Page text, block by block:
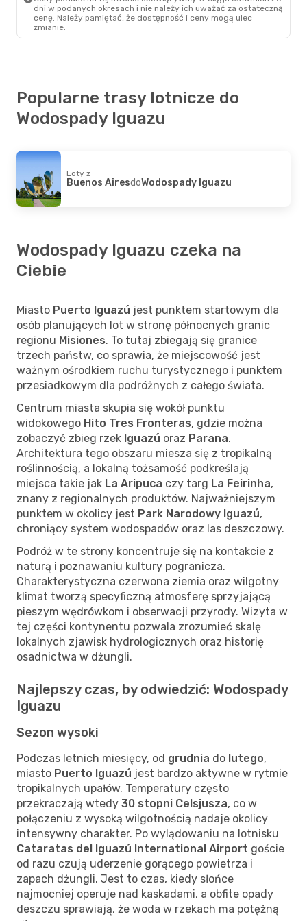
dni w podanych okresach i nie należy ich uważać za ostateczną
cenę. Należy pamiętać, że dostępność i ceny mogą ulec
zmianie.
Popularne trasy lotnicze do
Wodospady Iguazu
Loty z
Buenos AiresdoWodospady Iguazu
Wodospady Iguazu czeka na
Ciebie
Miasto Puerto Iguazú jest punktem startowym dla
osób planujących lot w stronę północnych granic
regionu Misiones. To tutaj zbiegają się granice
trzech państw, co sprawia, że miejscowość jest
ważnym ośrodkiem ruchu turystycznego i punktem
przesiadkowym dla podróżnych z całego świata.
Centrum miasta skupia się wokół punktu
widokowego Hito Tres Fronteras, gdzie można
zobaczyć zbieg rzek Iguazú oraz Parana.
Architektura tego obszaru miesza się z tropikalną
roślinnością, a lokalną tożsamość podkreślają
miejsca takie jak La Aripuca czy targ La Feirinha,
znany z regionalnych produktów. Najważniejszym
punktem w okolicy jest Park Narodowy Iguazú,
chroniący system wodospadów oraz las deszczowy.
Podróż w te strony koncentruje się na kontakcie z
naturą i poznawaniu kultury pogranicza.
Charakterystyczna czerwona ziemia oraz wilgotny
klimat tworzą specyficzną atmosferę sprzyjającą
pieszym wędrówkom i obserwacji przyrody. Wizyta w
tej części kontynentu pozwala zrozumieć skalę
lokalnych zjawisk hydrologicznych oraz historię
osadnictwa w dżungli.
Najlepszy czas, by odwiedzić: Wodospady
Iguazu
Sezon wysoki
Podczas letnich miesięcy, od grudnia do lutego,
miasto Puerto Iguazú jest bardzo aktywne w rytmie
tropikalnych upałów. Temperatury często
przekraczają wtedy 30 stopni Celsjusza, co w
połączeniu z wysoką wilgotnością nadaje okolicy
intensywny charakter. Po wylądowaniu na lotnisku
Cataratas del Iguazú International Airport goście
od razu czują uderzenie gorącego powietrza i
zapach dżungli. Jest to czas, kiedy słońce
najmocniej operuje nad kaskadami, a obfite opady
deszczu sprawiają, że woda w rzekach ma potężną